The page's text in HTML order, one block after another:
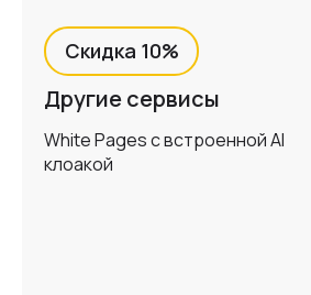
Другие сервисы
White Pages с встроенной AI
клоакой
Скидка 10%